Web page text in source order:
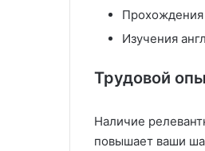
Прохождения
Изучения
Трудовой
Наличие
повышает ваши